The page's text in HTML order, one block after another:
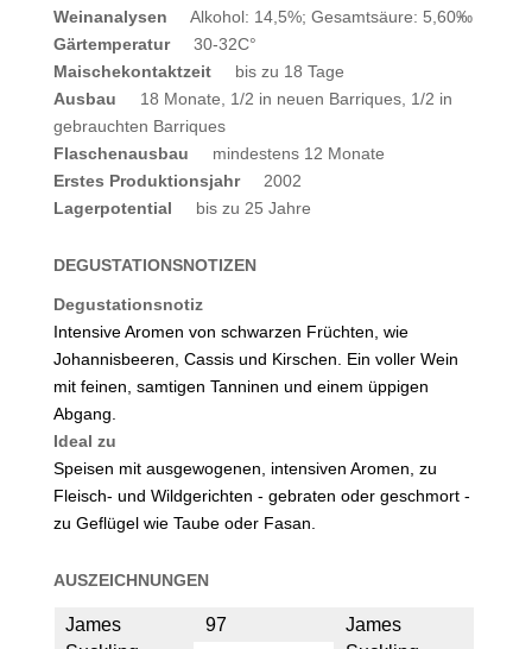
Weinanalysen
Alkohol: 14,5%; Gesamtsäure: 5,60‰
Gärtemperatur
30-32C°
Maischekontaktzeit
bis zu 18 Tage
Ausbau
18 Monate, 1/2 in neuen Barriques, 1/2 in
gebrauchten Barriques
Flaschenausbau
mindestens 12 Monate
Erstes Produktionsjahr
2002
Lagerpotential
bis zu 25 Jahre
DEGUSTATIONSNOTIZEN
Degustationsnotiz
Intensive Aromen von schwarzen Früchten, wie
Johannisbeeren, Cassis und Kirschen. Ein voller Wein
mit feinen, samtigen Tanninen und einem üppigen
Abgang.
Ideal zu
Speisen mit ausgewogenen, intensiven Aromen, zu
Fleisch- und Wildgerichten - gebraten oder geschmort -
zu Geflügel wie Taube oder Fasan.
AUSZEICHNUNGEN
James
97
James